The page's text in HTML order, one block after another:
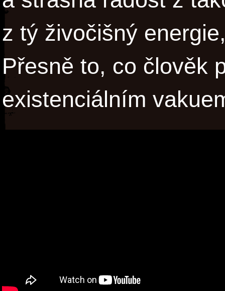
z tý živočišný
Přesně to, co člověk
existenciálním